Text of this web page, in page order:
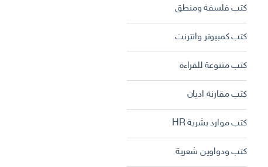
كتب فلسفة ومنطق
كتب كمبيوتر وانترنت
كتب متنوعة للقراءة
كتب مقارنة اديان
كتب موارد بشرية HR
كتب ودواوين شعرية